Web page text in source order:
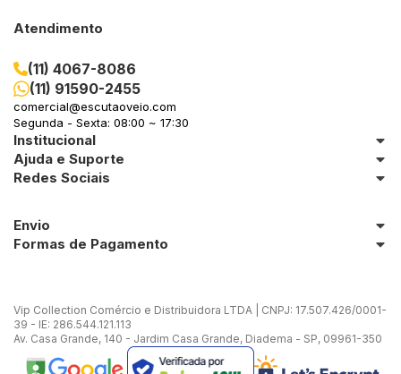
Atendimento
(11) 4067-8086
(11) 91590-2455
comercial@escutaoveio.com
Segunda - Sexta: 08:00 ~ 17:30
Institucional
Ajuda e Suporte
Redes Sociais
Envio
Formas de Pagamento
Vip Collection Comércio e Distribuidora LTDA | CNPJ: 17.507.426/0001-
39 - IE: 286.544.121.113
Av. Casa Grande, 140 - Jardim Casa Grande, Diadema - SP, 09961-350